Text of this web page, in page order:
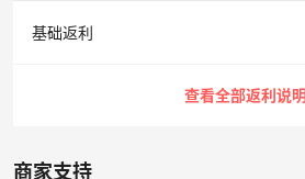
基础返利
查看全部返利说明
商家支持